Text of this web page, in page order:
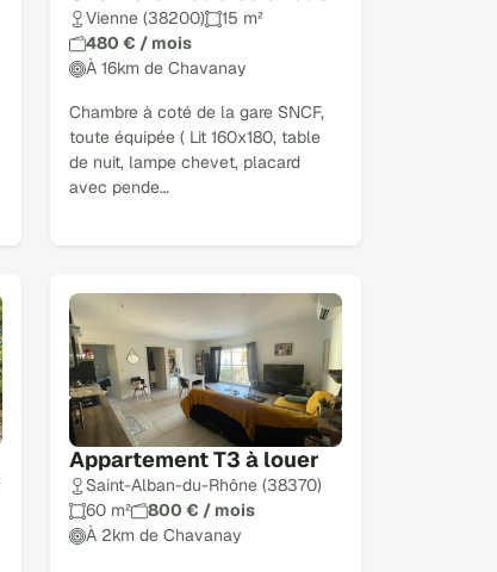
Vienne (38200)
15 m²
480 € / mois
À 16km de Chavanay
Chambre à coté de la gare SNCF,
toute équipée ( Lit 160x180, table
de nuit, lampe chevet, placard
avec pende…
Appartement T3 à louer
Saint-Alban-du-Rhône (38370)
60 m²
800 € / mois
À 2km de Chavanay